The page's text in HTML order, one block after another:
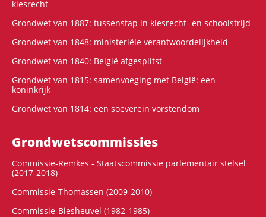
kiesrecht
Grondwet van 1887: tussenstap in kiesrecht- en schoolstrijd
Grondwet van 1848: ministeriële verantwoordelijkheid
Grondwet van 1840: België afgesplitst
Grondwet van 1815: samenvoeging met België: een
koninkrijk
Grondwet van 1814: een soeverein vorstendom
Grondwets­commissies
Commissie-Remkes - Staatscommissie parlementair stelsel
(2017-2018)
Commissie-Thomassen (2009-2010)
Commissie-Biesheuvel (1982-1985)